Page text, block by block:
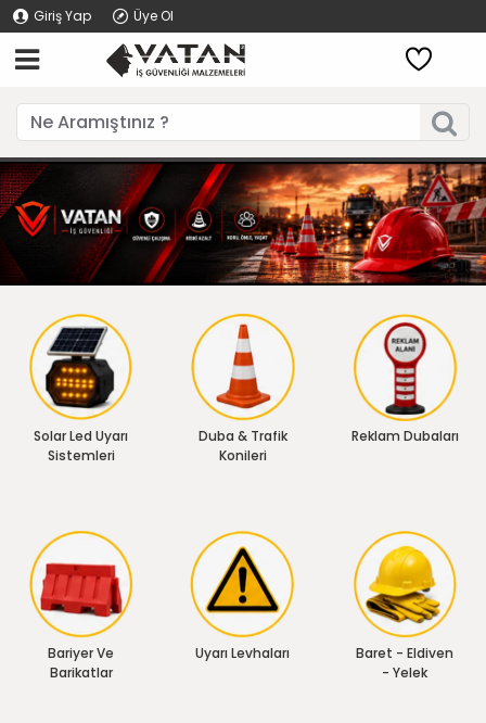
Giriş Yap Üye Ol
Solar Led Uyarı
Sistemleri
Duba & Trafik
Konileri
Reklam Dubaları
Bariyer Ve
Barikatlar
Uyarı Levhaları
Baret - Eldiven
- Yelek